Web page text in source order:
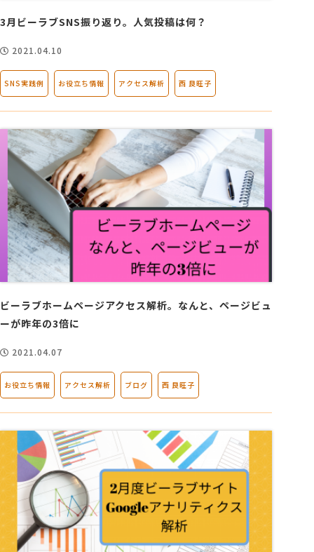
3月ビーラブSNS振り返り。人気投稿は何？
2021.04.10
SNS実践例 お役立ち情報 アクセス解析 西 良旺子
ビーラブホームページアクセス解析。なんと、ページビュ
ーが昨年の3倍に
2021.04.07
お役立ち情報 アクセス解析 ブログ 西 良旺子